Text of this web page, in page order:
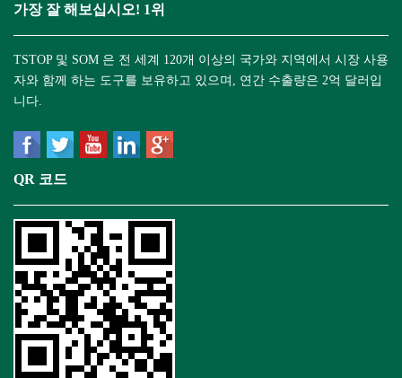
가장 잘 해보십시오! 1위
TSTOP 및 SOM 은 전 세계 120개 이상의 국가와 지역에서 시장 사용
자와 함께 하는 도구를 보유하고 있으며, 연간 수출량은 2억 달러입
니다.
QR 코드